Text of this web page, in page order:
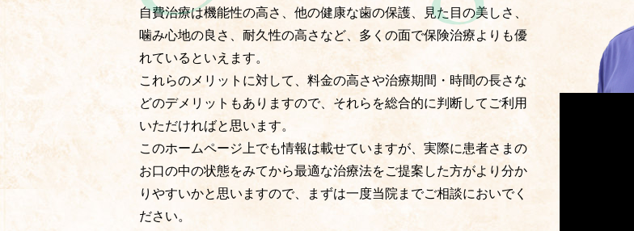
自費治療は機能性の高さ、他の健康な歯の保護、見た目の美しさ、
噛み心地の良さ、耐久性の高さなど、多くの面で保険治療よりも優
れているといえます。
これらのメリットに対して、料金の高さや治療期間・時間の長さな
どのデメリットもありますので、それらを総合的に判断してご利用
いただければと思います。
このホームページ上でも情報は載せていますが、実際に患者さまの
お口の中の状態をみてから最適な治療法をご提案した方がより分か
りやすいかと思いますので、まずは一度当院までご相談においでく
ださい。